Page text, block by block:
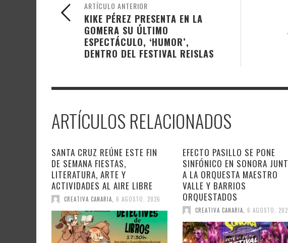
ARTÍCULO ANTERIOR
KIKE PÉREZ PRESENTA EN LA
GOMERA SU ÚLTIMO
ESPECTÁCULO, ‘HUMOR’,
DENTRO DEL FESTIVAL REISLAS
ARTÍCULOS RELACIONADOS
SANTA CRUZ REÚNE ESTE FIN
DE SEMANA FIESTAS,
LITERATURA, ARTE Y
ACTIVIDADES AL AIRE LIBRE
CREATIVA CANARIA 6 AGOSTO, 2026
EFECTO PASILLO SE PONE
SINFÓNICO EN SONORA
A LA ORQUESTA MAESTRO
VALLE Y BARRIOS
ORQUESTADOS
CREATIVA CANARIA 6 AGOSTO,